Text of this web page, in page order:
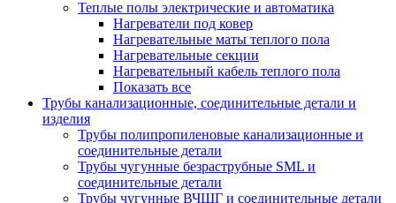
Теплые полы электрические и автоматика
Нагреватели под ковер
Нагревательные маты теплого пола
Нагревательные секции
Нагревательный кабель теплого пола
Показать все
Трубы канализационные, соединительные детали и
изделия
Трубы полипропиленовые канализационные и
соединительные детали
Трубы чугунные безраструбные SML и
соединительные детали
Трубы чугунные ВЧШГ и соединительные детали